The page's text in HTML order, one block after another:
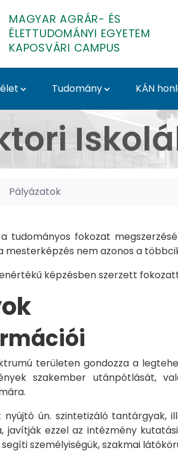
MAGYAR AGRÁR- ÉS
ÉLETTUDOMÁNYI EGYETEM
KAPOSVÁRI CAMPUS
Tudomány KÁN
Pályázatok
fokozat
nem azonos a
képzésben szerzett
területen gondozza a
szakember utánpótlását,
ún. szintetizáló tantárgyak,
ezzel az intézmény
személyiségük, szakmai